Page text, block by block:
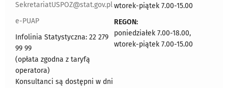
SekretariatUSPOZ@stat.gov.pl
e-PUAP
Infolinia Statystyczna: 22 279
99 99
(opłata zgodna z taryfą
operatora)
Konsultanci są dostępni w dni
wtorek-piątek 7.00-15.00
REGON:
poniedziałek 7.00-18.00,
wtorek-piątek 7.00-15.00